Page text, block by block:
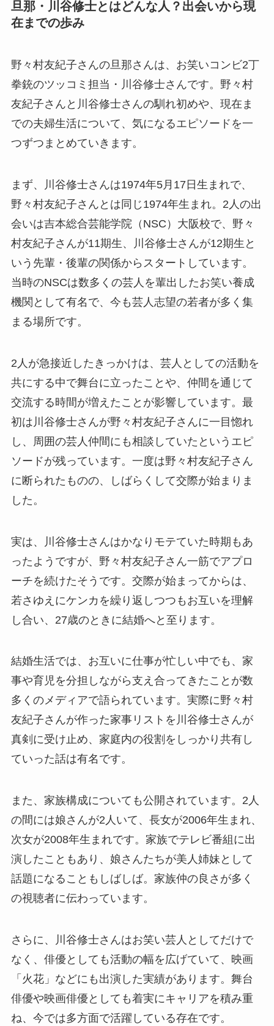
旦那・川谷修士とはどんな人？出会いから現
在までの歩み
野々村友紀子さんの旦那さんは、お笑いコンビ2丁
拳銃のツッコミ担当・川谷修士さんです。野々村
友紀子さんと川谷修士さんの馴れ初めや、現在ま
での夫婦生活について、気になるエピソードを一
つずつまとめていきます。
まず、川谷修士さんは1974年5月17日生まれで、
野々村友紀子さんとは同じ1974年生まれ。2人の出
会いは吉本総合芸能学院（NSC）大阪校で、野々
村友紀子さんが11期生、川谷修士さんが12期生と
いう先輩・後輩の関係からスタートしています。
当時のNSCは数多くの芸人を輩出したお笑い養成
機関として有名で、今も芸人志望の若者が多く集
まる場所です。
2人が急接近したきっかけは、芸人としての活動を
共にする中で舞台に立ったことや、仲間を通じて
交流する時間が増えたことが影響しています。最
初は川谷修士さんが野々村友紀子さんに一目惚れ
し、周囲の芸人仲間にも相談していたというエピ
ソードが残っています。一度は野々村友紀子さん
に断られたものの、しばらくして交際が始まりま
した。
実は、川谷修士さんはかなりモテていた時期もあ
ったようですが、野々村友紀子さん一筋でアプロ
ーチを続けたそうです。交際が始まってからは、
若さゆえにケンカを繰り返しつつもお互いを理解
し合い、27歳のときに結婚へと至ります。
結婚生活では、お互いに仕事が忙しい中でも、家
事や育児を分担しながら支え合ってきたことが数
多くのメディアで語られています。実際に野々村
友紀子さんが作った家事リストを川谷修士さんが
真剣に受け止め、家庭内の役割をしっかり共有し
ていった話は有名です。
また、家族構成についても公開されています。2人
の間には娘さんが2人いて、長女が2006年生まれ、
次女が2008年生まれです。家族でテレビ番組に出
演したこともあり、娘さんたちが美人姉妹として
話題になることもしばしば。家族仲の良さが多く
の視聴者に伝わっています。
さらに、川谷修士さんはお笑い芸人としてだけで
なく、俳優としても活動の幅を広げていて、映画
「火花」などにも出演した実績があります。舞台
俳優や映画俳優としても着実にキャリアを積み重
ね、今では多方面で活躍している存在です。